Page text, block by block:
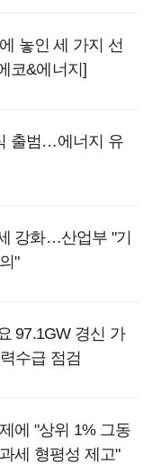
놓인 세 가지 선
코&에너지]
출범…에너지 유
강화…산업부 "기
"
97.1GW 경신 가
수급 점검
에 "상위 1% 그동
세 형평성 제고"